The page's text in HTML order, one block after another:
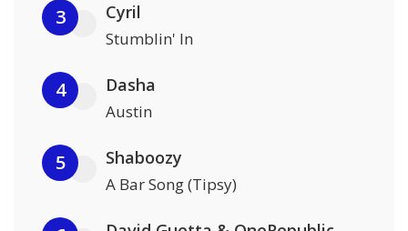
3 Cyril
Stumblin' In
4 Dasha
Austin
5 Shaboozy
A Bar Song (Tipsy)